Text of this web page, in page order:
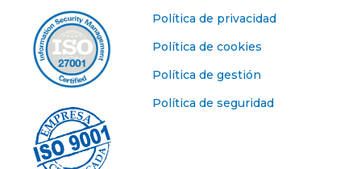
Política de privacidad
Política de cookies
Política de gestión
Política de seguridad